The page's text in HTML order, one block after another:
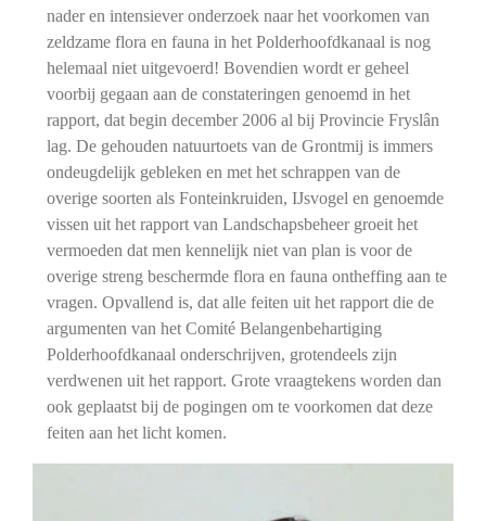
nader en intensiever onderzoek naar het voorkomen van
zeldzame flora en fauna in het Polderhoofdkanaal is nog
helemaal niet uitgevoerd! Bovendien wordt er geheel
voorbij gegaan aan de constateringen genoemd in het
rapport, dat begin december 2006 al bij Provincie Fryslân
lag. De gehouden natuurtoets van de Grontmij is immers
ondeugdelijk gebleken en met het schrappen van de
overige soorten als Fonteinkruiden, IJsvogel en genoemde
vissen uit het rapport van Landschapsbeheer groeit het
vermoeden dat men kennelijk niet van plan is voor de
overige streng beschermde flora en fauna ontheffing aan te
vragen. Opvallend is, dat alle feiten uit het rapport die de
argumenten van het Comité Belangenbehartiging
Polderhoofdkanaal onderschrijven, grotendeels zijn
verdwenen uit het rapport. Grote vraagtekens worden dan
ook geplaatst bij de pogingen om te voorkomen dat deze
feiten aan het licht komen.